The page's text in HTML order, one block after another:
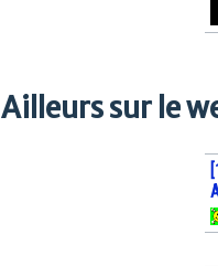
Ailleurs sur le